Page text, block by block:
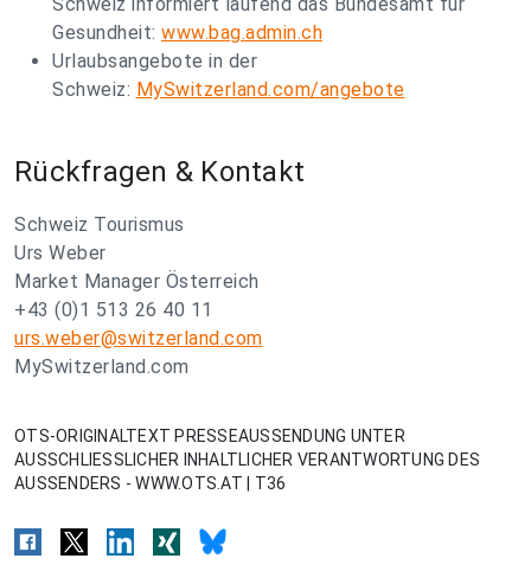
Schweiz informiert laufend das Bundesamt für
Gesundheit: www.bag.admin.ch
Urlaubsangebote in der
Schweiz: MySwitzerland.com/angebote
Rückfragen & Kontakt
Schweiz Tourismus
Urs Weber
Market Manager Österreich
+43 (0)1 513 26 40 11
urs.weber@switzerland.com
MySwitzerland.com
OTS-ORIGINALTEXT PRESSEAUSSENDUNG UNTER
AUSSCHLIESSLICHER INHALTLICHER VERANTWORTUNG DES
AUSSENDERS - WWW.OTS.AT | T36